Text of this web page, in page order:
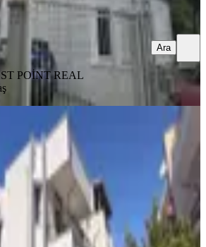
POİNT REAL
Ara
3+1 Kısa Dönem Veya Uzun
Eşyalı Site İçerisinde
Belek Mahallesi
120 m² · 28.07.2026
₺